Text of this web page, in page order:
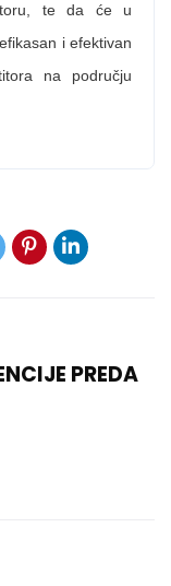
te da će u
i efektivan
na području
PREDA